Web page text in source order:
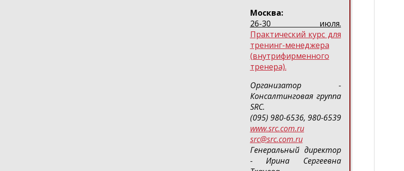
Москва:
26-30 июля.
Практический курс для
тренинг-менеджера
(внутрифирменного
тренера).
Организатор -
Консалтинговая группа
SRC.
(095) 980-6536, 980-6539
www.src.com.ru
src@src.com.ru
Генеральный директор
- Ирина Сергеевна